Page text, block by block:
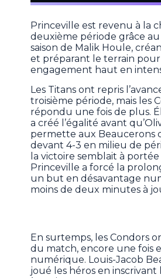
Princeville est revenu à la
deuxième période grâce
saison de Malik Houle,
et préparant le terrain
engagement haut en
Les Titans ont repris
troisième période, mais les
répondu une fois de plus.
a créé l’égalité avant
permette aux Beaucerons
devant 4-3 en milieu de
la victoire semblait à
Princeville a forcé la
un but en désavantage
moins de deux minutes à
En surtemps, les Condors
du match, encore une fois
numérique. Louis-Jacob
joué les héros en